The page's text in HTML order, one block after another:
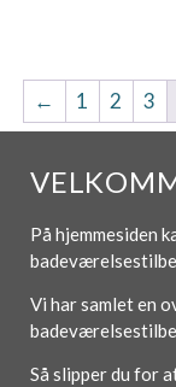
← 1 2 3
På hjemmesiden
Vi har samlet en
Så slipper du for